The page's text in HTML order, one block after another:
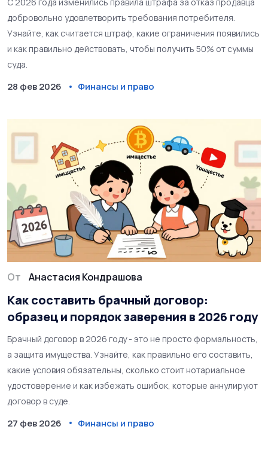
году
добровольно удовлетворить требования потребителя.
Узнайте, как считается штраф, какие ограничения появились
и как правильно действовать, чтобы получить 50% от суммы
суда.
28 фев 2026 Финансы и право
От Анастасия Кондрашова
Как составить брачный договор:
образец и порядок заверения в 2026 году
Брачный договор в 2026 году - это не просто формальность,
а защита имущества. Узнайте, как правильно его составить,
какие условия обязательны, сколько стоит нотариальное
удостоверение и как избежать ошибок, которые аннулируют
договор в суде.
27 фев 2026 Финансы и право